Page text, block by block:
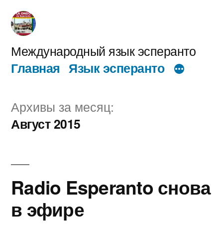
Перейти
содержимому
Международный язык эсперанто
Главная Язык эсперанто
Архивы за месяц:
Август 2015
Radio Esperanto снова
в эфире